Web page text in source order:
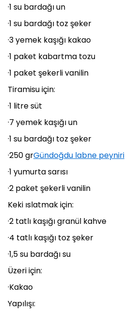
·1 su bardağı un
·1 su bardağı toz şeker
·3 yemek kaşığı kakao
·1 paket kabartma tozu
·1 paket şekerli vanilin
Tiramisu için:
·1 litre süt
·7 yemek kaşığı un
·1 su bardağı toz şeker
·250 grGündoğdu labne peyniri
·1 yumurta sarısı
·2 paket şekerli vanilin
Keki ıslatmak için:
·2 tatlı kaşığı granül kahve
·4 tatlı kaşığı toz şeker
·1,5 su bardağı su
Üzeri için:
·Kakao
Yapılışı: